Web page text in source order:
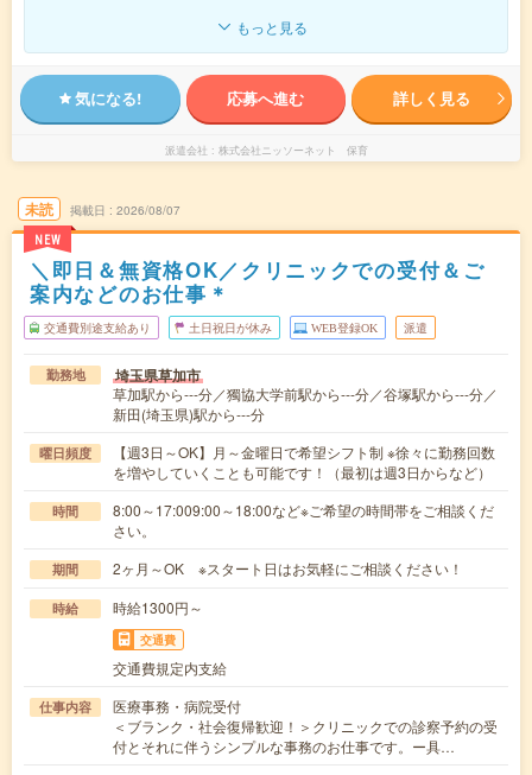
もっと見る
気になる! 応募へ進む 詳しく見る
派遣会社 株式会社ニッソーネット 保育
未読
NEW
掲載日 2026/08/07
＼即日＆無資格OK／クリニックでの受付＆ご
案内などのお仕事＊
交通費別途支給あり 土日祝日が休み WEB登録OK 派遣
勤務地 埼玉県草加市
草加駅から---分／獨協大学前駅から---分／谷塚駅から---分／
新田(埼玉県)駅から---分
曜日頻度
【週3日～OK】月～金曜日で希望シフト制 ※徐々に勤務回数
を増やしていくことも可能です！（最初は週3日からなど）
時間
8:00～17:009:00～18:00など※ご希望の時間帯をご相談くだ
さい。
期間 2ヶ月～OK ※スタート日はお気軽にご相談ください！
時給 時給1300円～
交通費
交通費規定内支給
仕事内容
医療事務・病院受付
＜ブランク・社会復帰歓迎！＞クリニックでの診察予約の受
付とそれに伴うシンプルな事務のお仕事です。ー具…